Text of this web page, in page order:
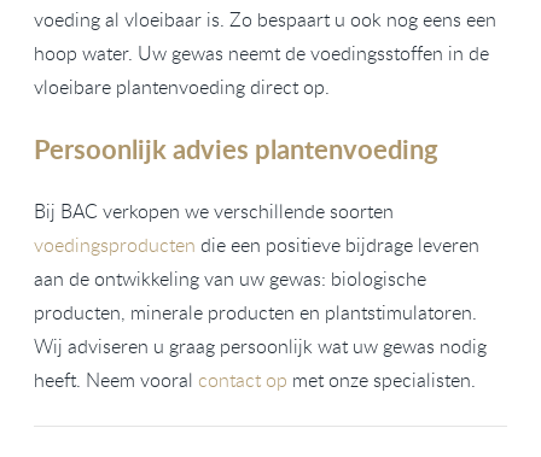
voeding al vloeibaar is. Zo bespaart u ook nog eens een
hoop water. Uw gewas neemt de voedingsstoffen in de
vloeibare plantenvoeding direct op.
Persoonlijk advies plantenvoeding
Bij BAC verkopen we verschillende soorten
voedingsproducten die een positieve bijdrage leveren
aan de ontwikkeling van uw gewas: biologische
producten, minerale producten en plantstimulatoren.
Wij adviseren u graag persoonlijk wat uw gewas nodig
heeft. Neem vooral contact op met onze specialisten.